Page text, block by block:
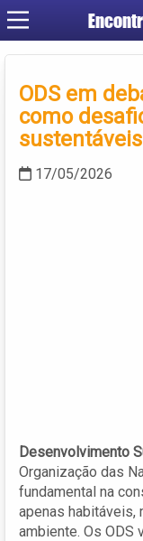
ODS em
como
sustentáveis
17/05/2026
Desenvolvimento
Organização das
fundamental na
apenas habitáveis,
ambiente. Os ODS